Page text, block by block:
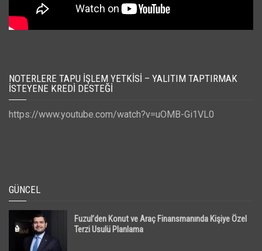
NOTERLERE TAPU İŞLEM YETKISI – YALITIM TAPTIRMAK
İSTEYENE KREDI DESTEĞI
https://www.youtube.com/watch?v=uOMB-Gi1VL0
GÜNCEL
Fuzul’den Konut ve Araç Finansmanında Kişiye Özel
Terzi Usulü Planlama